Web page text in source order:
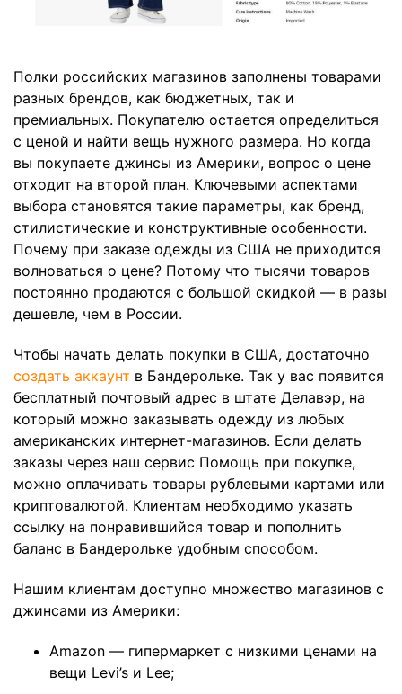
Полки российских магазинов заполнены товарами
разных брендов, как бюджетных, так и
премиальных. Покупателю остается определиться
с ценой и найти вещь нужного размера. Но когда
вы покупаете джинсы из Америки, вопрос о цене
отходит на второй план. Ключевыми аспектами
выбора становятся такие параметры, как бренд,
стилистические и конструктивные особенности.
Почему при заказе одежды из США не приходится
волноваться о цене? Потому что тысячи товаров
постоянно продаются с большой скидкой — в разы
дешевле, чем в России.
Чтобы начать делать покупки в США, достаточно
создать аккаунт в Бандерольке. Так у вас появится
бесплатный почтовый адрес в штате Делавэр, на
который можно заказывать одежду из любых
американских интернет-магазинов. Если делать
заказы через наш сервис Помощь при покупке,
можно оплачивать товары рублевыми картами или
криптовалютой. Клиентам необходимо указать
ссылку на понравившийся товар и пополнить
баланс в Бандерольке удобным способом.
Нашим клиентам доступно множество магазинов с
джинсами из Америки:
Amazon — гипермаркет с низкими ценами на
вещи Levi’s и Lee;